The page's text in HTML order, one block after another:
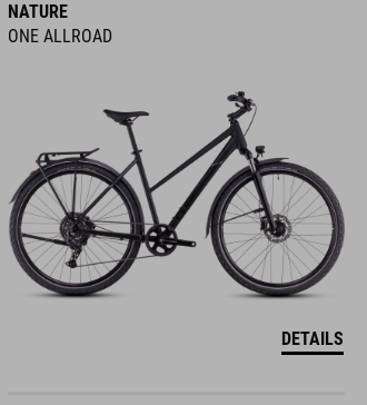
NATURE
ONE ALLROAD
DETAILS